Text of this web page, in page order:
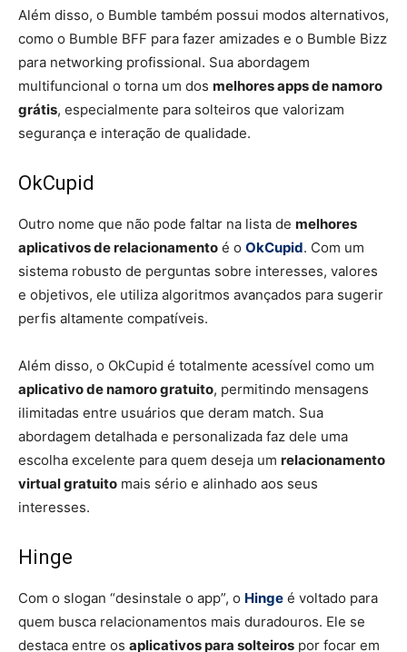
Além disso, o Bumble também possui modos alternativos,
como o Bumble BFF para fazer amizades e o Bumble Bizz
para networking profissional. Sua abordagem
multifuncional o torna um dos melhores apps de namoro
grátis, especialmente para solteiros que valorizam
segurança e interação de qualidade.
OkCupid
Outro nome que não pode faltar na lista de melhores
aplicativos de relacionamento é o OkCupid. Com um
sistema robusto de perguntas sobre interesses, valores
e objetivos, ele utiliza algoritmos avançados para sugerir
perfis altamente compatíveis.
Além disso, o OkCupid é totalmente acessível como um
aplicativo de namoro gratuito, permitindo mensagens
ilimitadas entre usuários que deram match. Sua
abordagem detalhada e personalizada faz dele uma
escolha excelente para quem deseja um relacionamento
virtual gratuito mais sério e alinhado aos seus
interesses.
Hinge
Com o slogan “desinstale o app”, o Hinge é voltado para
quem busca relacionamentos mais duradouros. Ele se
destaca entre os aplicativos para solteiros por focar em